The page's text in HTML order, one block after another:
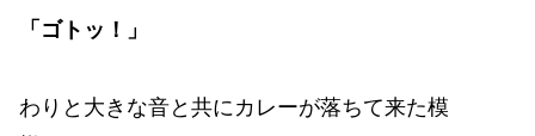
「ゴトッ！」
わりと大きな音と共にカレーが落ちて来た模